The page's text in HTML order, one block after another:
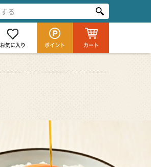
お気に入り ポイント カート